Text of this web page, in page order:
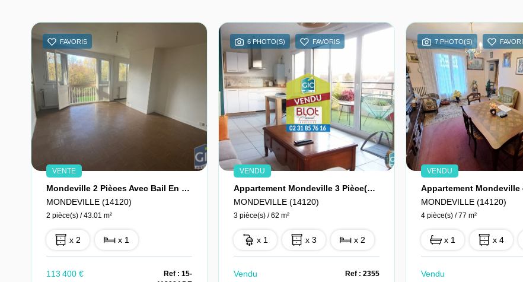
FAVORIS
VENTE
Mondeville 2 Pièces Avec Bail En Cours
MONDEVILLE (14120)
2 pièce(s) / 43.01 m²
x 2 x 1
113 400 €
Ref : 15-
6 PHOTO(S) FAVORIS
VENDU
Appartement Mondeville 3 Pièce(s) 62 M2
MONDEVILLE (14120)
3 pièce(s) / 62 m²
x 1 x 3 x 2
Vendu Ref : 2355
7 PHOTO(S)
VENDU
MONDEVILLE (14120)
4 pièce(s) / 77 m²
x 1 x 4
Vendu